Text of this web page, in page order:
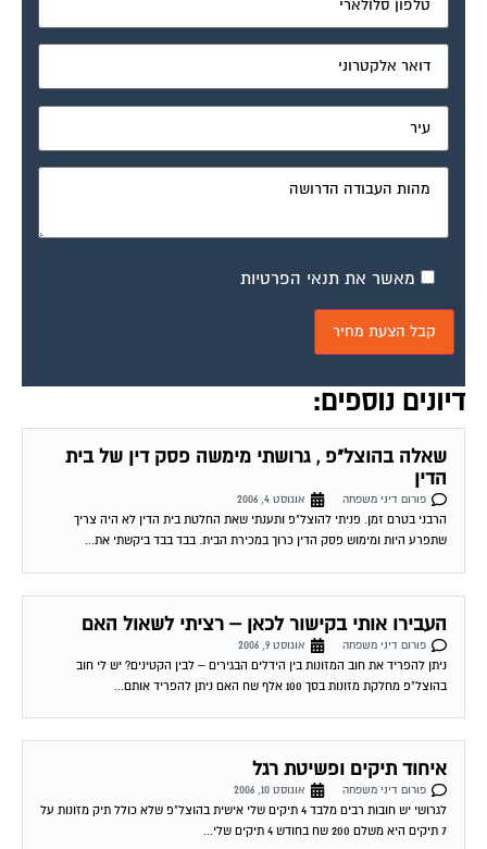
מאשר את תנאי הפרטיות
דיונים נוספים:
שאלה בהוצל"פ , גרושתי מימשה פסק דין של בית
הדין
פורום דיני משפחה
אוגוסט 4, 2006
הרבני בטרם זמן. פניתי להוצל"פ ותענתי שאת החלטת בית הדין לא היה צריך
שתפרע היות ומימוש פסק הדין כרוך במכירת הבית. בבד בבד ביקשתי את...
העבירו אותי בקישור לכאן – רציתי לשאול האם
פורום דיני משפחה
אוגוסט 9, 2006
ניתן להפריד את חוב המזונות בין הידלים הבגירים – לבין הקטינים? יש לי חוב
בהוצל"פ מחלקת מזונות בסך 100 אלף שח האם ניתן להפריד אותם...
איחוד תיקים ופשיטת רגל
פורום דיני משפחה
אוגוסט 10, 2006
לגרושי יש חובות רבים מלבד 4 תיקים שלי אישית בהוצל"פ שלא כולל תיק מזונות על
7 תיקים היא משלם 200 שח בחודש 4 תיקים שלי...